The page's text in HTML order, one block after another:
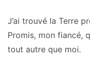
J’ai trouvé la Terre
Promis, mon fiancé,
tout autre que moi.